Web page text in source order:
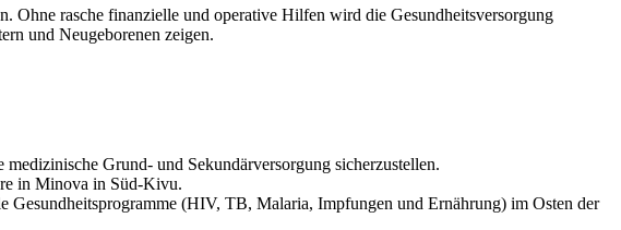
Ohne rasche finanzielle und operative Hilfen wird die Gesundheitsversorgung
und Neugeborenen zeigen.
Grund- und Sekundärversorgung sicherzustellen.
in Minova in Süd-Kivu.
Gesundheitsprogramme (HIV, TB, Malaria, Impfungen und Ernährung) im Osten der